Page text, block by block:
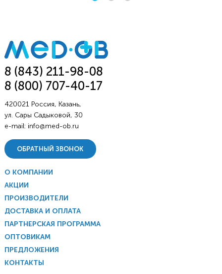
8 (843) 211-98-08
8 (800) 707-40-17
420021 Россия, Казань,
ул. Сары Садыковой, 30
e-mail: info@med-ob.ru
ОБРАТНЫЙ ЗВОНОК
О КОМПАНИИ
АКЦИИ
ПРОИЗВОДИТЕЛИ
ДОСТАВКА И ОПЛАТА
ПАРТНЕРСКАЯ ПРОГРАММА
ОПТОВИКАМ
ПРЕДЛОЖЕНИЯ
КОНТАКТЫ